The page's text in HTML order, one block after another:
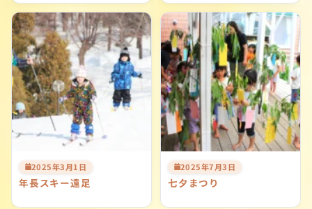
2025年3月1日
年長スキー遠足
2025年7月3日
七夕まつり